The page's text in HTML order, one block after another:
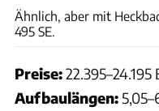
Ähnlich, aber mit
495 SE.
Preise:22.395–24.195
Aufbaulängen: